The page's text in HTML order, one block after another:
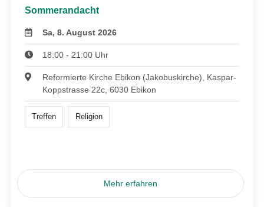
Sommerandacht
Sa, 8. August 2026
18:00 - 21:00 Uhr
Reformierte Kirche Ebikon (Jakobuskirche), Kaspar-
Koppstrasse 22c, 6030 Ebikon
Treffen Religion
Mehr erfahren